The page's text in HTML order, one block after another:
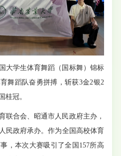
大学生体育舞蹈（国标舞）锦标
舞蹈队奋勇拼搏，斩获3金2银2
桂冠。
联合会、昭通市人民政府主办，
民政府承办。作为全国高校体育
，本次大赛吸引了全国157所高